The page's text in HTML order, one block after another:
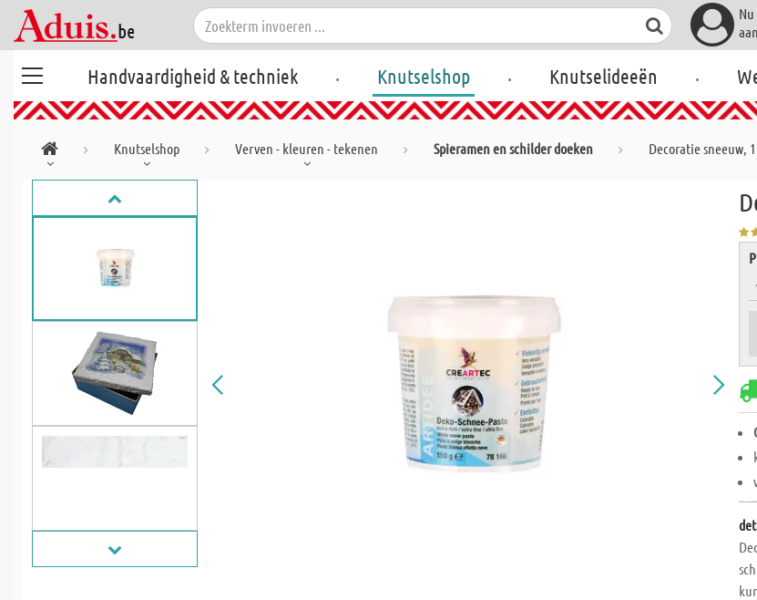
Nu
Handvaardigheid & techniek . Knutselshop . Knutselideeën .
Knutselshop Verven - kleuren - tekenen Spieramen en schilder doeken Decoratie sneeuw,